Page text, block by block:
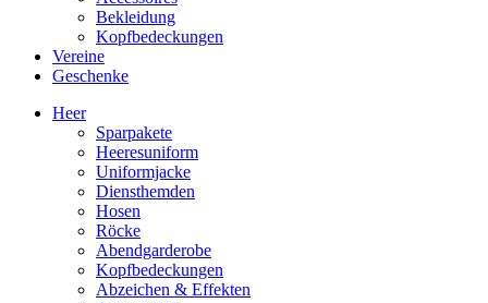
Bekleidung
Kopfbedeckungen
Vereine
Geschenke
Heer
Sparpakete
Heeresuniform
Uniformjacke
Diensthemden
Hosen
Röcke
Abendgarderobe
Kopfbedeckungen
Abzeichen & Effekten